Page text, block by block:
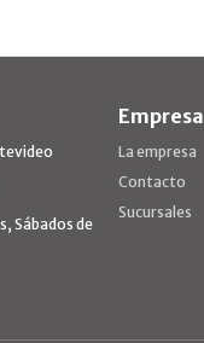
Sábados de
Empresa
La empresa
Contacto
Sucursales